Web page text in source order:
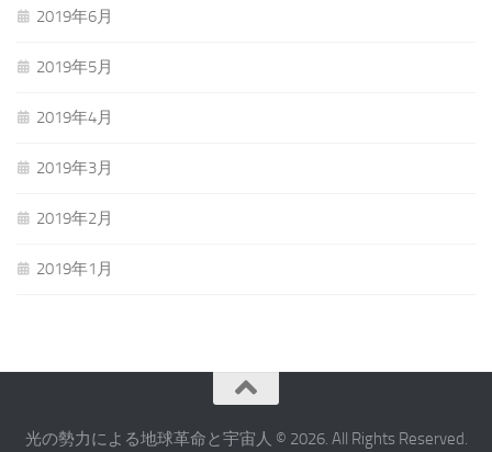
2019年6月
2019年5月
2019年4月
2019年3月
2019年2月
2019年1月
光の勢力による地球革命と宇宙人 © 2026. All Rights Reserved.